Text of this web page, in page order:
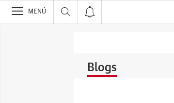
>
MENÚ
Blogs